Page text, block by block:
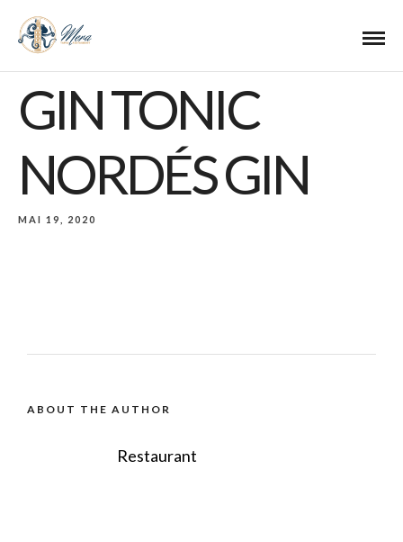
GIN TONIC
NORDÉS GIN
MAI 19, 2020
ABOUT THE AUTHOR
Restaurant